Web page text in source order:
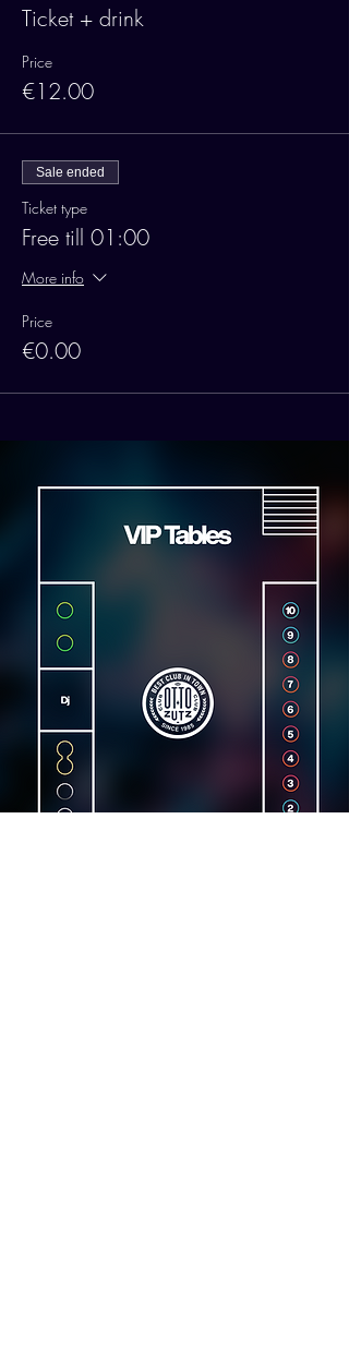
Ticket + drink
Price
€12.00
Sale ended
Ticket type
Free till 01:00
More info
Price
€0.00